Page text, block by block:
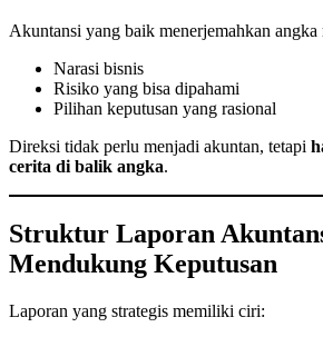
Akuntansi yang baik menerjemahkan angka
Narasi bisnis
Risiko yang bisa dipahami
Pilihan keputusan yang rasional
Direksi tidak perlu menjadi akuntan, tetapi
cerita di balik angka.
Struktur Laporan
Mendukung Keputusan
Laporan yang strategis memiliki ciri: